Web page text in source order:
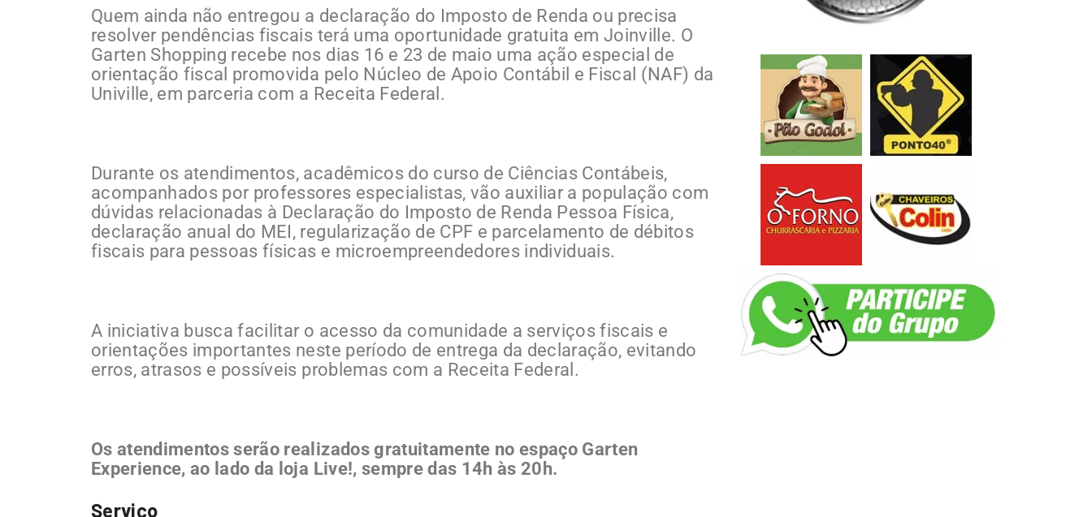
Quem ainda não entregou a declaração do Imposto de Renda ou precisa
resolver pendências fiscais terá uma oportunidade gratuita em Joinville. O
Garten Shopping recebe nos dias 16 e 23 de maio uma ação especial de
orientação fiscal promovida pelo Núcleo de Apoio Contábil e Fiscal (NAF) da
Univille, em parceria com a Receita Federal.
Durante os atendimentos, acadêmicos do curso de Ciências Contábeis,
acompanhados por professores especialistas, vão auxiliar a população com
dúvidas relacionadas à Declaração do Imposto de Renda Pessoa Física,
declaração anual do MEI, regularização de CPF e parcelamento de débitos
fiscais para pessoas físicas e microempreendedores individuais.
A iniciativa busca facilitar o acesso da comunidade a serviços fiscais e
orientações importantes neste período de entrega da declaração, evitando
erros, atrasos e possíveis problemas com a Receita Federal.
Os atendimentos serão realizados gratuitamente no espaço Garten
Experience, ao lado da loja Live!, sempre das 14h às 20h.
Serviço